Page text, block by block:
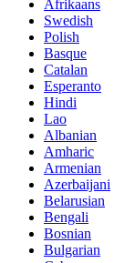
Afrikaans
Swedish
Polish
Basque
Catalan
Esperanto
Hindi
Lao
Albanian
Amharic
Armenian
Azerbaijani
Belarusian
Bengali
Bosnian
Bulgarian